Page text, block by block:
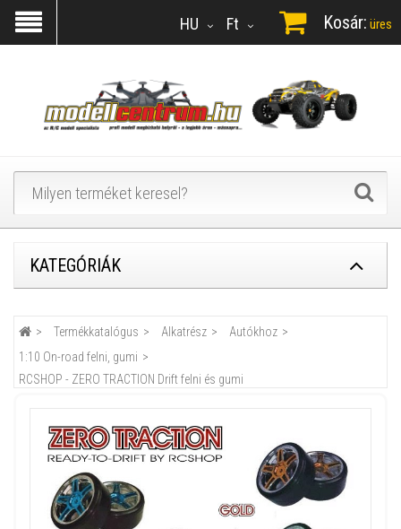
Ft
HU Kosár: üres
KATEGÓRIÁK
Termékkatalógus Alkatrész
Autókhoz
1:10 On-road felni, gumi
RCSHOP - ZERO TRACTION Drift felni és gumi